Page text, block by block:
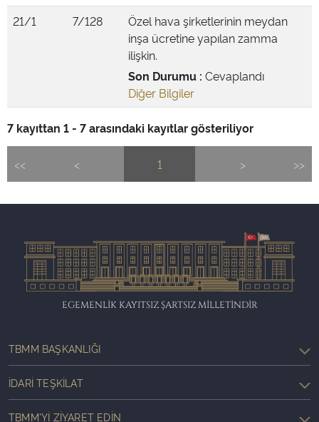
21/1
7/128
Özel hava şirketlerinin meydan
inşa ücretine yapılan zamma
ilişkin.
Son Durumu : Cevaplandı
Diğer Bilgiler
7 kayıttan 1 - 7 arasındaki kayıtlar gösteriliyor
<< < 1 > >>
EGEMENLİK KAYITSIZ ŞARTSIZ MİLLETİNDİR
TBMM BAŞKANLIĞI
İDARI TEŞKILAT
TBMM'YI ZIYARET EDIN